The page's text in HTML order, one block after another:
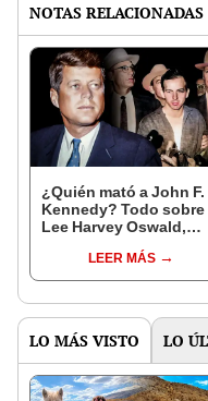
NOTAS RELACIONADAS
¿Quién mató a John F.
Kennedy? Todo sobre
Lee Harvey Oswald,
expresidente de EEUU
en 1963
LEER MÁS
LO MÁS VISTO LO